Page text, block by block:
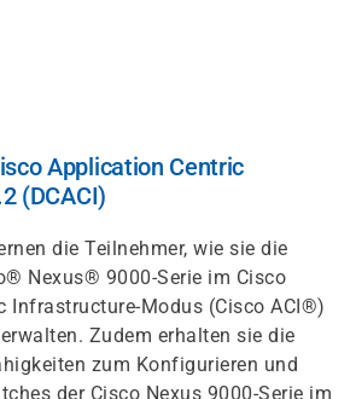
Application Centric
(DCACI)
die Teilnehmer, wie sie die
Nexus® 9000-Serie im Cisco
Infrastructure-Modus (Cisco ACI®)
Zudem erhalten sie die
zum Konfigurieren und
der Cisco Nexus 9000-Serie im